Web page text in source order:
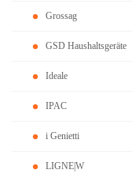
Grossag
GSD Haushaltsgeräte
Ideale
IPAC
i Genietti
LIGNE|W